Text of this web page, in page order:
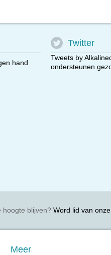
hand
Twitter
Tweets by
ondersteunen
hoogte blijven?Word lid van
Meer